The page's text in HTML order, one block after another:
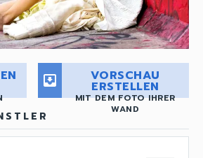
move_to_inbox VORSCHAU
ERSTELLEN
MIT DEM FOTO IHRER
WAND